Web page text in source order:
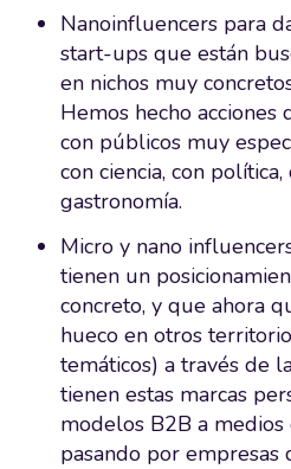
Nanoinfluencers para
start-ups que están
en nichos muy
Hemos hecho acciones
con públicos muy
con ciencia, con
gastronomía.
Micro y nano
tienen un
concreto, y que ahora
hueco en otros
temáticos) a través de
tienen estas marcas
modelos B2B a medios
pasando por empresas